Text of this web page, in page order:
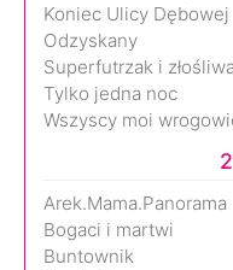
Koniec Ulicy Dębowej
Odzyskany
Superfutrzak i
Tylko jedna noc
Wszyscy moi
Arek.Mama.Panorama
Bogaci i martwi
Buntownik